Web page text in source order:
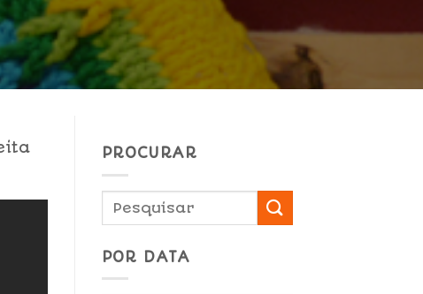
PROCURAR
POR DATA